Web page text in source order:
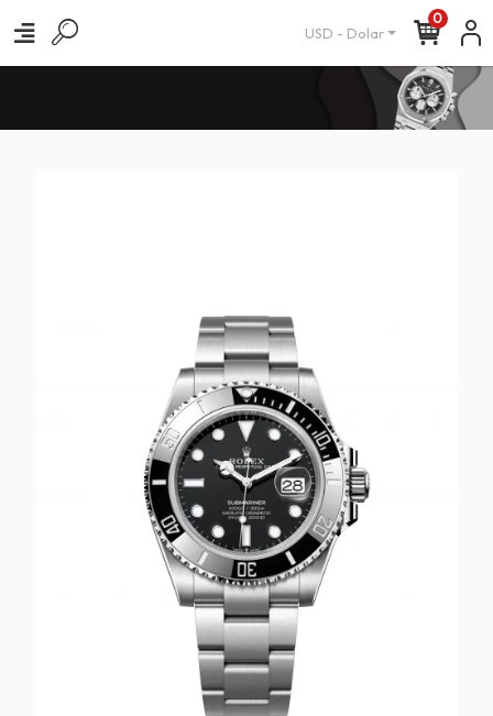
USD - Dolar
0